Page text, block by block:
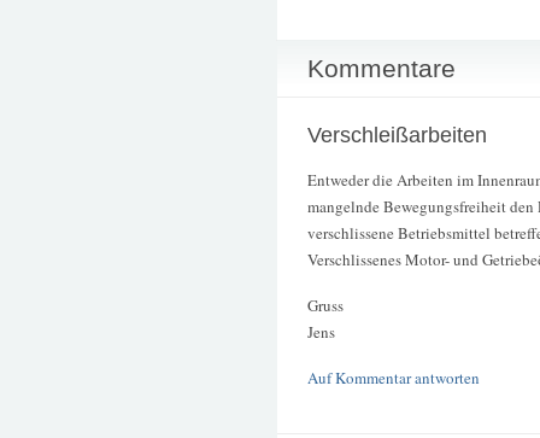
Kommentare
Verschleißarbeiten
Entweder die Arbeiten im
mangelnde Bewegungsfreiheit
verschlissene Betriebsmittel
Verschlissenes Motor- und
Gruss
Jens
Auf Kommentar antworten